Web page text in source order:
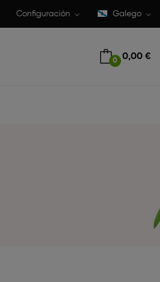
Galego
Configuración
0 0,00 €